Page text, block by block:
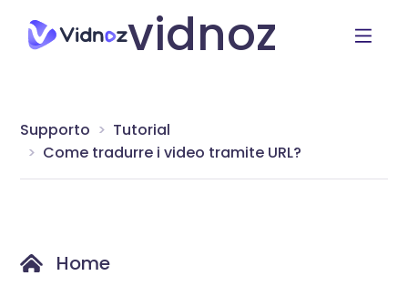
vidnoz
Supporto
Tutorial
Come tradurre i video tramite URL?
Home